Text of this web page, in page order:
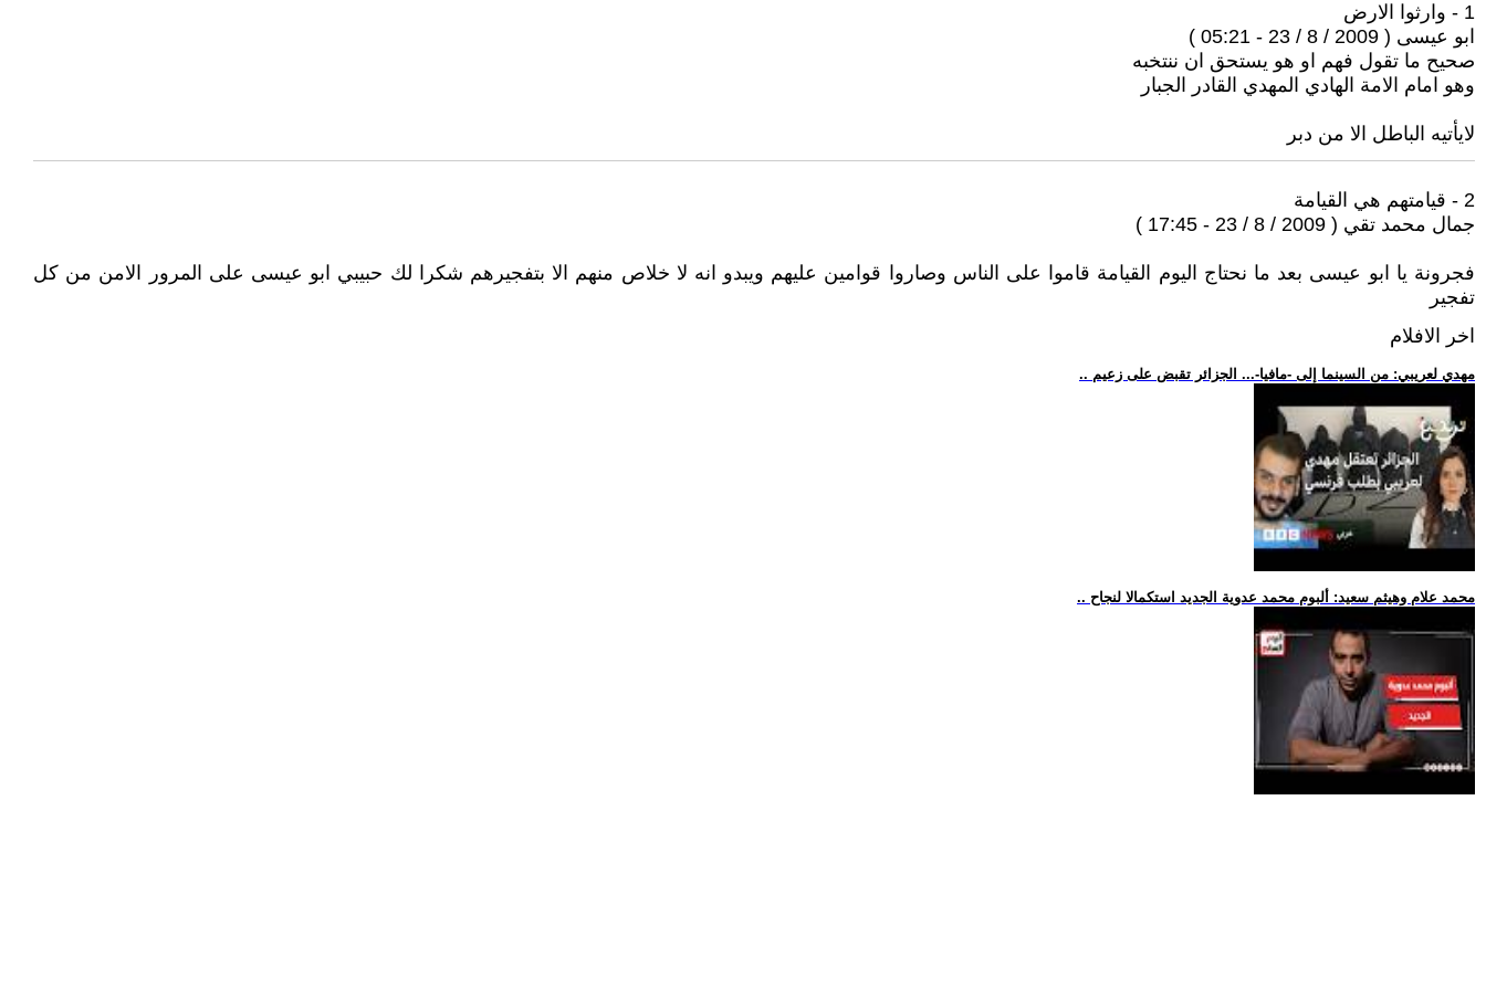
1 - وارثوا الارض
ابو عيسى ( 2009 / 8 / 23 - 05:21 )
صحيح ما تقول فهم او هو يستحق ان ننتخبه
وهو امام الامة الهادي المهدي القادر الجبار
لايأتيه الباطل الا من دبر
2 - قيامتهم هي القيامة
جمال محمد تقي ( 2009 / 8 / 23 - 17:45 )
فجرونة يا ابو عيسى بعد ما نحتاج اليوم القيامة قاموا على الناس وصاروا قوامين عليهم ويبدو انه لا خلاص منهم الا بتفجيرهم شكرا لك حبيبي ابو عيسى على المرور الامن من كل
تفجير
اخر الافلام
.. مهدي لعريبي: من السينما إلى -مافيا-... الجزائر تقبض على زعيم
.. محمد علام وهيثم سعيد: ألبوم محمد عدوية الجديد استكمالا لنجاح